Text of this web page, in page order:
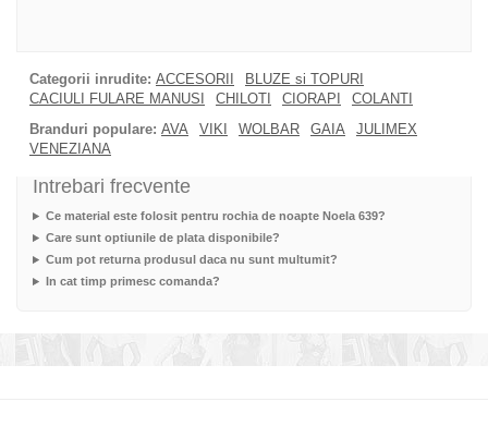
Categorii inrudite: ACCESORII
BLUZE si TOPURI
CACIULI FULARE MANUSI
CHILOTI CIORAPI
COLANTI
Branduri populare: AVA VIKI WOLBAR GAIA
JULIMEX
VENEZIANA
Intrebari frecvente
Ce material este folosit pentru rochia de noapte Noela 639?
Care sunt optiunile de plata disponibile?
Cum pot returna produsul daca nu sunt multumit?
In cat timp primesc comanda?